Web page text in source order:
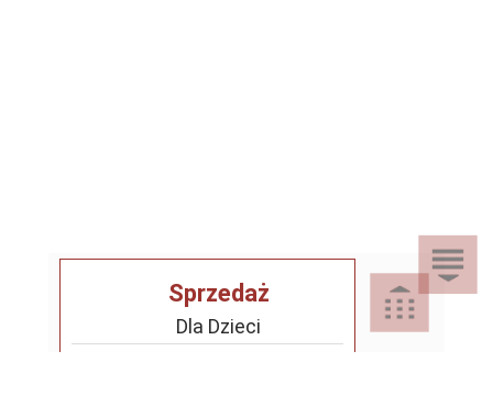
Sprzedaż
Dla Dzieci